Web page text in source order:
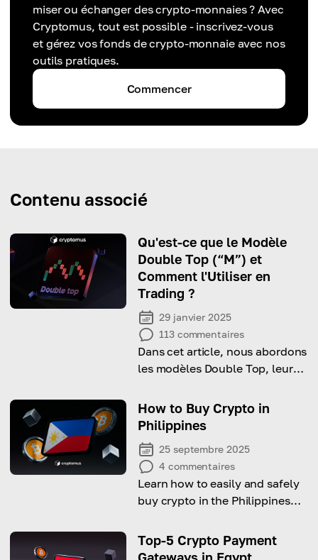
miser ou échanger des crypto-monnaies ? Avec
Cryptomus, tout est possible - inscrivez-vous
et gérez vos fonds de crypto-monnaie avec nos
outils pratiques.
Commencer
Contenu associé
Qu'est-ce que le Modèle
Double Top (“M”) et
Comment l'Utiliser en
Trading ?
29 janvier 2025
113 commentaires
Dans cet article, nous abordons
les modèles Double Top, leurs
signaux de confirmation et des
conseils pour les trader.
How to Buy Crypto in
Philippines
25 septembre 2025
4 commentaires
Learn how to easily and safely
buy crypto in the Philippines
Top-5 Crypto Payment